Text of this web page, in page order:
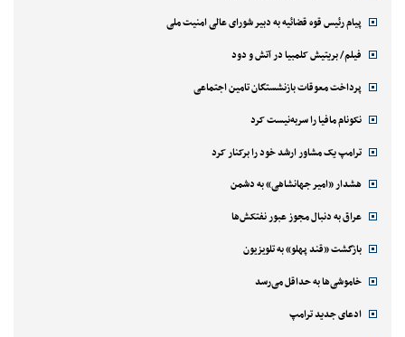
پیام رئیس قوه قضائیه به دبیر شورای عالی امنیت ملی
فیلم/ بریتیش کلمبیا در آتش و دود
پرداخت معوقات بازنشستگان تامین اجتماعی
نکونام مافیا را سربه‌نیست کرد
ترامپ یک مشاور ارشد خود را برکنار کرد
هشدار «امیر جهانشاهی» به دشمن
عراق به دنبال مجوز عبور نفتکش‌ها
بازگشت «قند پهلو» به تلویزیون
خاموشی‌ها به حداقل می‌رسد
ادعای جدید ترامپ